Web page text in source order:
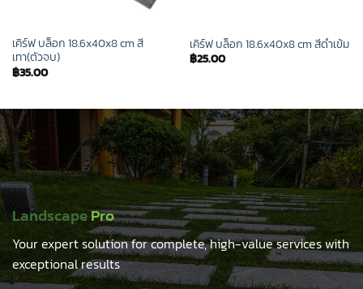
เคิร์ฟ บล็อก 18.6x40x8 cm สี
เทา(ตัวจบ)
฿35.00
เคิร์ฟ บล็อก 18.6x40x8 cm สีดำเข้ม
฿25.00
LandscapePro
Your expert solution for complete, high-value services with
exceptional results